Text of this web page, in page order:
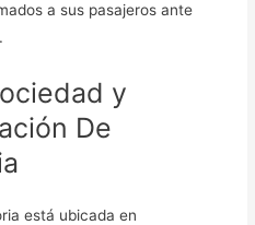
a sus pasajeros ante
y
De
está ubicada en